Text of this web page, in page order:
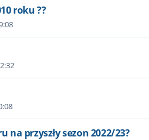
roku ??
na przyszły sezon 2022/23?